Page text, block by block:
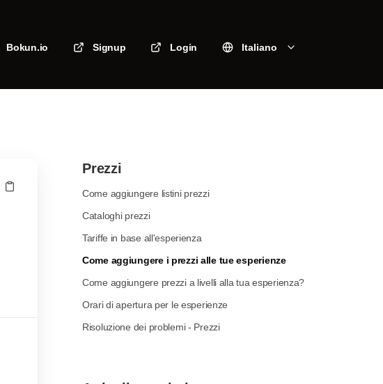
Bokun.io Signup Login Italiano
Prezzi
Come aggiungere listini prezzi
Cataloghi prezzi
Tariffe in base all'esperienza
Come aggiungere i prezzi alle tue esperienze
Come aggiungere prezzi a livelli alla tua esperienza?
Orari di apertura per le esperienze
Risoluzione dei problemi - Prezzi